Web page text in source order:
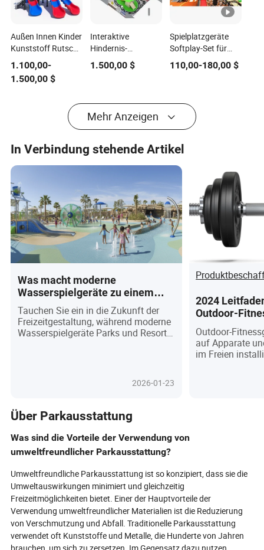
Außen Innen Kinder
Kunststoff Rutsche
Spielplatzgeräte für
Freizeitpark
1.100,00-
1.500,00 $
Interaktive
Hindernis-
Spielgeräte für
Kinder und
Freizeitparks
1.500,00$
Spielplatzgeräte
Softplay-Set für
sicheren Indoor-
Spaß
110,00-180,00$
Mehr Anzeigen
In Verbindung stehende Artikel
Was macht moderne
Wasserspielgeräte zu einem
Muss für Parks und Resorts
weltweit?
Tauchen Sie ein in die Zukunft der
Freizeitgestaltung, während moderne
Wasserspielgeräte Parks und Resorts
inklusiver Wasserattraktionen – von
modularen, thematischen
Installationen – die die Art und Weise
verändern, wie Gemeinschaften und
Unternehmen Besucher anziehen.
Entdecken Sie, warum diese
dynamischen Merkmale mehr als nur
Spaß sind: Sie sind strategische
Investitionen, die die
Besucherzufriedenheit steigern,
soziale Verbindungen fördern und den
ROI maximieren. Neugierig auf die
Geheimnisse hinter ihrer weltweiten
Beliebtheit, den neuesten
2026-01-23
2024
Outdoor-
Outdoor-
auf Apparate
im Freien
Über Parkausstattung
Was sind die Vorteile der Verwendung von
umweltfreundlicher Parkausstattung?
Umweltfreundliche Parkausstattung ist so konzipiert, dass sie die
Umweltauswirkungen minimiert und gleichzeitig
Freizeitmöglichkeiten bietet. Einer der Hauptvorteile der
Verwendung umweltfreundlicher Materialien ist die Reduzierung
von Verschmutzung und Abfall. Traditionelle Parkausstattung
verwendet oft Kunststoffe und Metalle, die Hunderte von Jahren